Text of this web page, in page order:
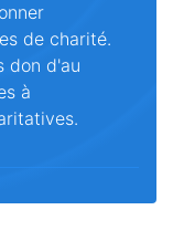
de charité.
don d'au
à